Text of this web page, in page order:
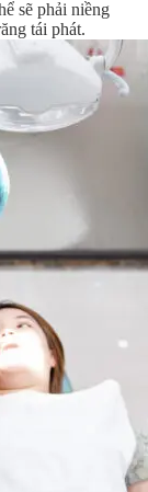
sẽ phải niềng
tái phát.